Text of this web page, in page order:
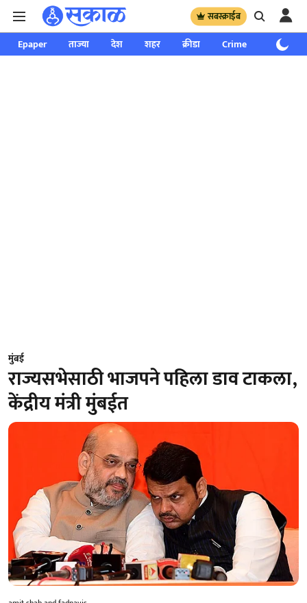
सबस्क्राईब
Epaper ताज्या देश शहर क्रीडा Crime साप्ताहिक
मुंबई
राज्यसभेसाठी भाजपने पहिला डाव टाकला,
केंद्रीय मंत्री मुंबईत